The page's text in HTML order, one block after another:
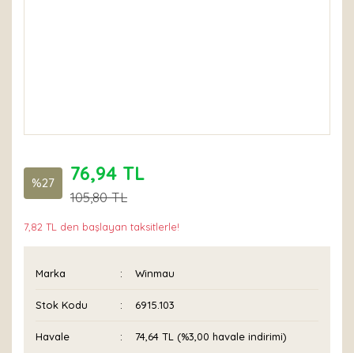
%27 76,94 TL
105,80 TL
7,82 TL den başlayan taksitlerle!
Marka Winmau
Stok Kodu 6915.103
Havale 74,64 TL (%3,00 havale indirimi)